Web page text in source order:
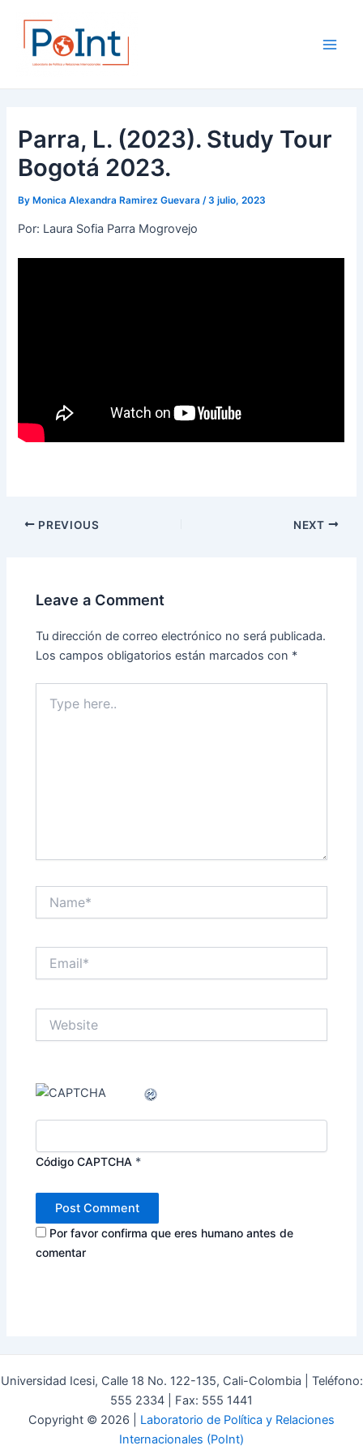
content
Parra, L. (2023). Study Tour
Bogotá 2023.
By Monica Alexandra Ramirez Guevara/3 julio, 2023
Por: Laura Sofia Parra Mogrovejo
navigation
PREVIOUS NEXT
Leave a Comment
Tu dirección de correo electrónico no será publicada.
Los campos obligatorios están marcados con *
here..
Código CAPTCHA *
Por favor confirma que eres humano antes de
comentar
Universidad Icesi, Calle 18 No. 122-135, Cali-Colombia | Teléfono:
555 2334 | Fax: 555 1441
Copyright © 2026 | Laboratorio de Política y Relaciones
Internacionales (PoInt)